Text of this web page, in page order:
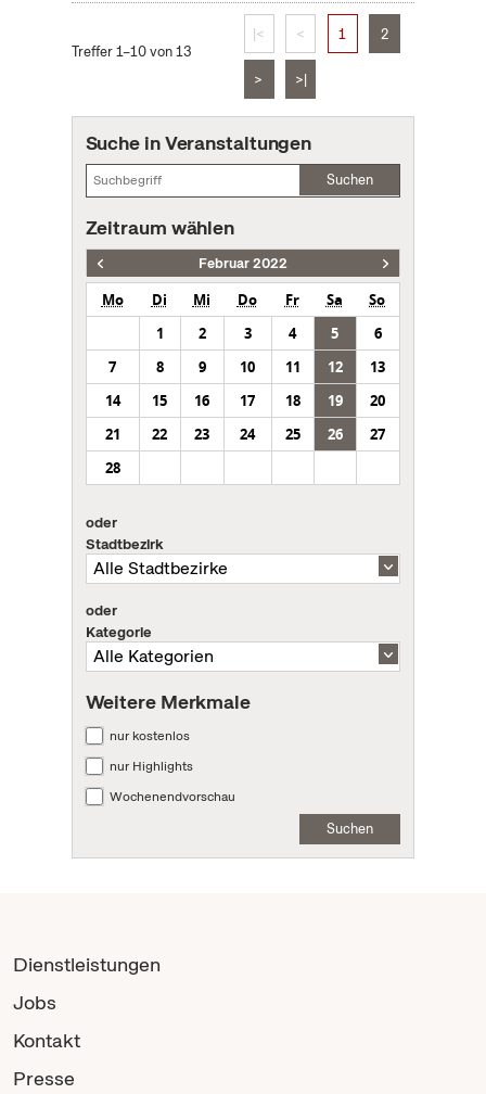
Treffer 1–10 von 13
|< < 1 2
> >|
Suche in Veranstaltungen
Suchen
Zeitraum wählen
Februar 2022
Mo Di Mi Do Fr Sa
So
1
2 3 4 5
6
7
8 9 10 11 12
13
14
15 16 17 18 19
20
21
22 23 24 25 26
27
28
oder
Stadtbezirk
oder
Kategorie
Weitere Merkmale
nur kostenlos
nur Highlights
Wochenendvorschau
Suchen
Dienstleistungen
Jobs
Kontakt
Presse